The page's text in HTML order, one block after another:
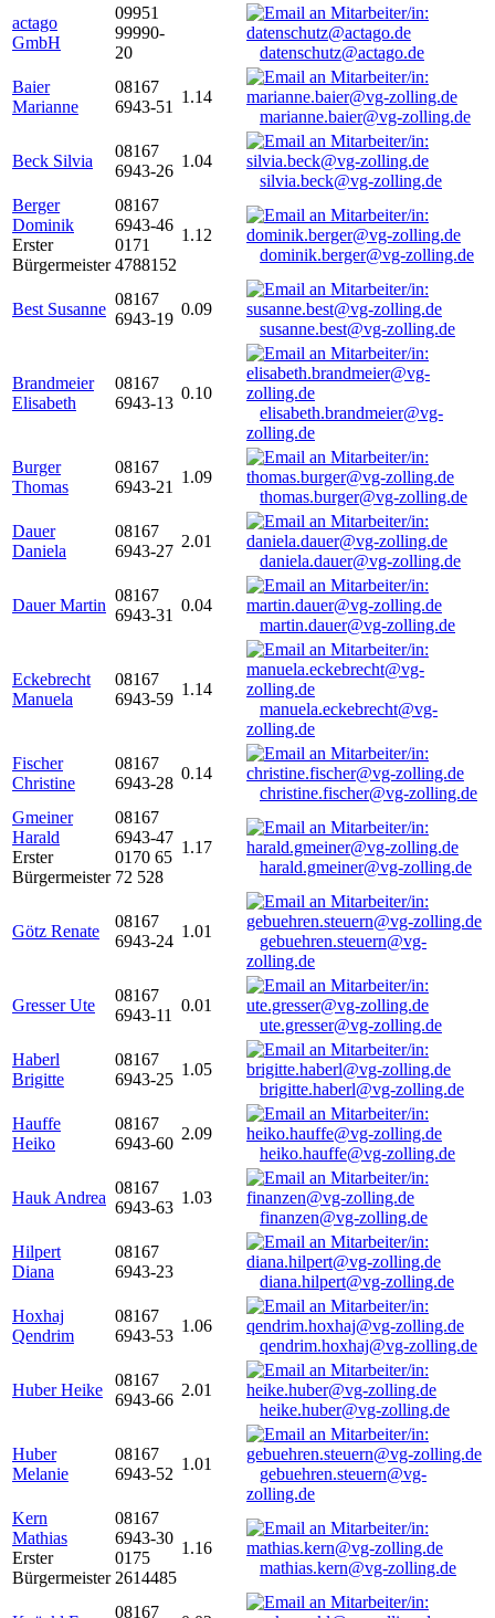
actago
GmbH
09951
99990-
20
datenschutz@actago.de
Baier
Marianne
08167
6943-51
1.14
marianne.baier@vg-zolling.de
Beck Silvia
08167
6943-26
1.04
silvia.beck@vg-zolling.de
Berger
Dominik
Erster
Bürgermeister
08167
6943-46
0171
4788152
1.12
dominik.berger@vg-zolling.de
Best Susanne
08167
6943-19
0.09
susanne.best@vg-zolling.de
Brandmeier
Elisabeth
08167
6943-13
0.10
elisabeth.brandmeier@vg-
zolling.de
Burger
Thomas
08167
6943-21
1.09
thomas.burger@vg-zolling.de
Dauer
Daniela
08167
6943-27
2.01
daniela.dauer@vg-zolling.de
Dauer Martin
08167
6943-31
0.04
martin.dauer@vg-zolling.de
Eckebrecht
Manuela
08167
6943-59
1.14
manuela.eckebrecht@vg-
zolling.de
Fischer
Christine
08167
6943-28
0.14
christine.fischer@vg-zolling.de
Gmeiner
Harald
Erster
Bürgermeister
08167
6943-47
0170 65
72 528
1.17
harald.gmeiner@vg-zolling.de
Götz Renate
08167
6943-24
1.01
gebuehren.steuern@vg-
zolling.de
Gresser Ute
08167
6943-11
0.01
ute.gresser@vg-zolling.de
Haberl
Brigitte
08167
6943-25
1.05
brigitte.haberl@vg-zolling.de
Hauffe
Heiko
08167
6943-60
2.09
heiko.hauffe@vg-zolling.de
Hauk Andrea
08167
6943-63
1.03
finanzen@vg-zolling.de
Hilpert
Diana
08167
6943-23
diana.hilpert@vg-zolling.de
Hoxhaj
Qendrim
08167
6943-53
1.06
qendrim.hoxhaj@vg-zolling.de
Huber Heike
08167
6943-66
2.01
heike.huber@vg-zolling.de
Huber
Melanie
08167
6943-52
1.01
gebuehren.steuern@vg-
zolling.de
Kern
Mathias
Erster
Bürgermeister
08167
6943-30
0175
2614485
1.16
mathias.kern@vg-zolling.de
08167